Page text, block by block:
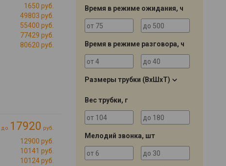
1650 руб.
49803 руб.
55400 руб.
77429 руб.
80620 руб.
до 17920 руб.
12900 руб.
10141 руб.
10124 руб.
Время в режиме ожидания, ч
Время в режиме разговора, ч
Размеры трубки (ВхШхТ)
Вес трубки, г
Мелодий звонка, шт